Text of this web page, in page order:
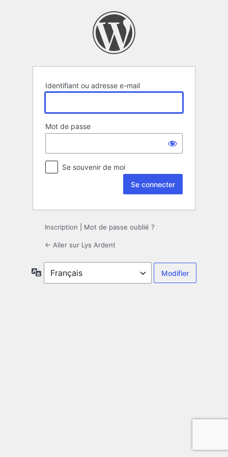
Identifiant ou adresse e-mail
Mot de passe
Se souvenir de moi
Inscription Mot de passe oublié ?
← Aller sur Lys Ardent
Langue